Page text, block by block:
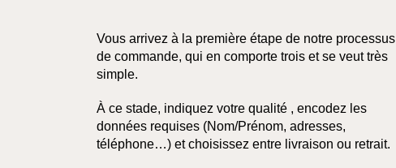
Vous arrivez à la première étape de notre processus
de commande, qui en comporte trois et se veut très
simple.
À ce stade, indiquez votre qualité , encodez les
données requises (Nom/Prénom, adresses,
téléphone…) et choisissez entre livraison ou retrait.